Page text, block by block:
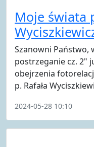
Moje świata
Szanowni Państwo,
postrzeganie cz. 2"
obejrzenia
p. Rafała
2024-05-28 10:10